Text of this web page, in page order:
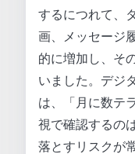
するにつれて、
画、メッセージ
的に増加し、そ
いました。デジ
は、「月に数テ
視で確認するの
落とすリスクが